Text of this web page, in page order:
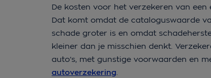
De kosten voor het verzekeren van
Dat komt omdat de cataloguswaarde
schade groter is en omdat
kleiner dan je misschien denkt.
auto’s, met gunstige voorwaarden en
autoverzekering.